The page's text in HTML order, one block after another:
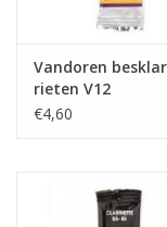
Vandoren
rieten V12
€4,60